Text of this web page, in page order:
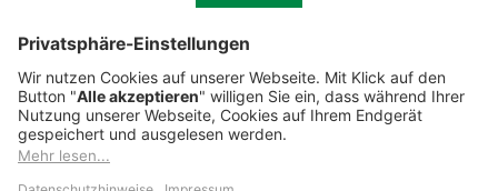
Cookie-Einstellungen
Datenschutz
Impressum
Streitbeilegung